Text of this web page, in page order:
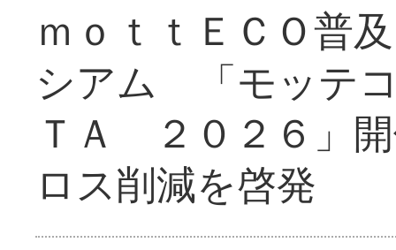
ｍｏｔｔＥＣＯ普
シアム 「モッテ
ＴＡ ２０２６」
ロス削減を啓発